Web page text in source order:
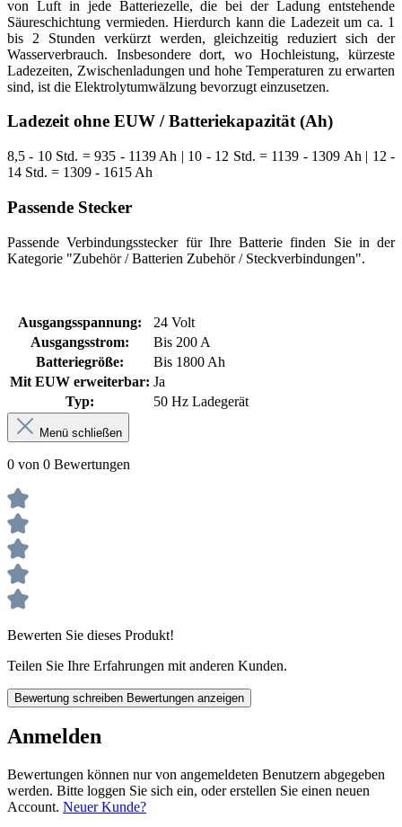
von Luft in jede Batteriezelle, die bei der Ladung entstehende
Säureschichtung vermieden. Hierdurch kann die Ladezeit um ca. 1
bis 2 Stunden verkürzt werden, gleichzeitig reduziert sich der
Wasserverbrauch. Insbesondere dort, wo Hochleistung, kürzeste
Ladezeiten, Zwischenladungen und hohe Temperaturen zu erwarten
sind, ist die Elektrolytumwälzung bevorzugt einzusetzen.
Ladezeit ohne EUW / Batteriekapazität (Ah)
8,5 - 10 Std. = 935 - 1139 Ah | 10 - 12 Std. = 1139 - 1309 Ah | 12 -
14 Std. = 1309 - 1615 Ah
Passende Stecker
Passende Verbindungsstecker für Ihre Batterie finden Sie in der
Kategorie "Zubehör / Batterien Zubehör / Steckverbindungen".
Ausgangsspannung:
24 Volt
Ausgangsstrom:
Bis 200 A
Batteriegröße:
Bis 1800 Ah
Mit EUW erweiterbar: Ja
Typ:
50 Hz Ladegerät
Menü schließen
0 von 0 Bewertungen
Bewerten Sie dieses Produkt!
Teilen Sie Ihre Erfahrungen mit anderen Kunden.
Bewertung schreiben Bewertungen anzeigen
Anmelden
Bewertungen können nur von angemeldeten Benutzern abgegeben
werden. Bitte loggen Sie sich ein, oder erstellen Sie einen neuen
Account. Neuer Kunde?